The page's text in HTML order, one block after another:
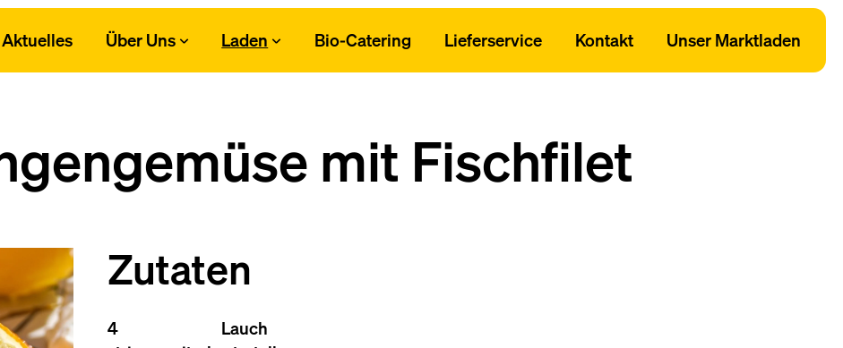
Aktuelles Über Uns Laden Bio-Catering Lieferservice Kontakt Unser Marktladen
mit Fischfilet
Zutaten
4
Lauch